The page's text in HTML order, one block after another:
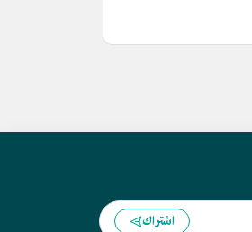
اشتراك